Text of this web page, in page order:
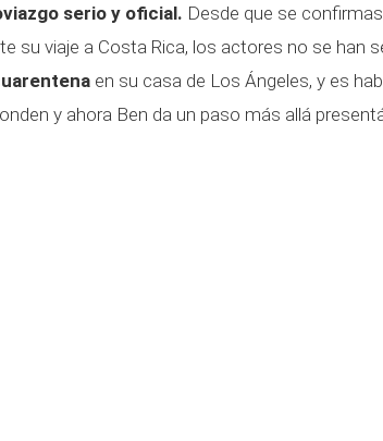
serio y oficial. Desde que se
su viaje a Costa Rica, los actores no se han
en su casa de Los Ángeles, y es
y ahora Ben da un paso más allá